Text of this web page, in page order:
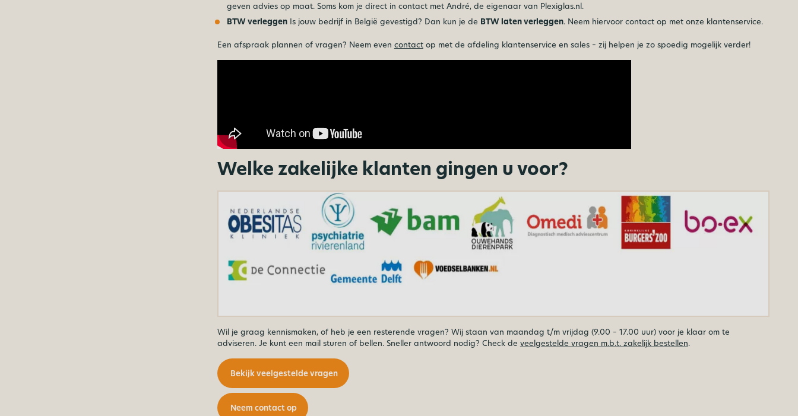
geven advies op maat. Soms kom je direct in contact met André, de eigenaar van Plexiglas.nl.
BTW verleggen Is jouw bedrijf in België gevestigd? Dan kun je de BTW laten verleggen. Neem hiervoor contact op met onze klantenservice.
Een afspraak plannen of vragen? Neem even contactop met de afdeling klantenservice en sales – zij helpen je zo spoedig mogelijk verder!
Welke zakelijke klanten gingen u voor?
Wil je graag kennismaken, of heb je een resterende vragen? Wij staan van maandag t/m vrijdag (9.00 – 17.00 uur) voor je klaar om te
adviseren. Je kunt een mail sturen of bellen. Sneller antwoord nodig? Check de veelgestelde vragen m.b.t. zakelijk bestellen.
Bekijk veelgestelde vragen
Neem contact op